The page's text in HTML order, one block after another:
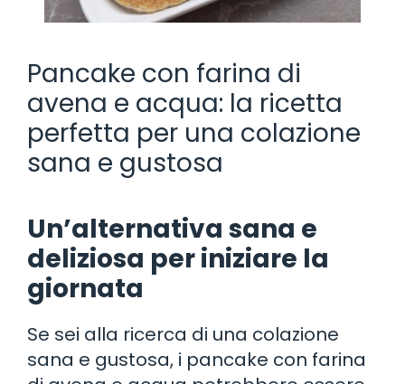
Pancake con farina di
avena e acqua: la ricetta
perfetta per una colazione
sana e gustosa
Un’alternativa sana e
deliziosa per iniziare la
giornata
Se sei alla ricerca di una colazione
sana e gustosa, i pancake con farina